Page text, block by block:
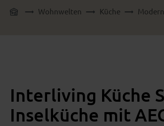
Wohnwelten Küche
Interliving Küche
Inselküche mit